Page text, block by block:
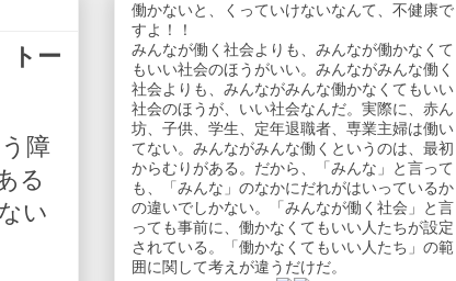
トー
障
る
い
働かないと、くっていけないなんて、不健康で
すよ！！
みんなが働く社会よりも、みんなが働かなくて
もいい社会のほうがいい。みんながみんな働く
社会よりも、みんながみんな働かなくてもいい
社会のほうが、いい社会なんだ。実際に、赤ん
坊、子供、学生、定年退職者、専業主婦は働い
てない。みんながみんな働くというのは、最初
からむりがある。だから、「みんな」と言って
も、「みんな」のなかにだれがはいっているか
の違いでしかない。「みんなが働く社会」と言
っても事前に、働かなくてもいい人たちが設定
されている。「働かなくてもいい人たち」の範
囲に関して考えが違うだけだ。